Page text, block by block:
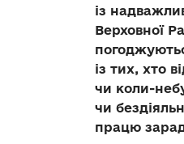
із
Верховної
із тих, хто
чи коли-
чи
працю